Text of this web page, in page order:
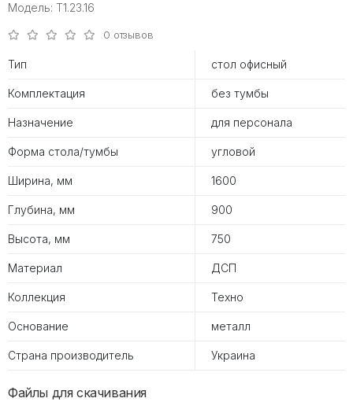
Модель: T1.23.16
0 отзывов
Тип стол офисный
Комплектация без тумбы
Назначение для персонала
Форма стола/тумбы угловой
Ширина, мм 1600
Глубина, мм 900
Высота, мм 750
Материал ДСП
Коллекция Техно
Основание металл
Страна производитель Украина
Файлы для скачивания